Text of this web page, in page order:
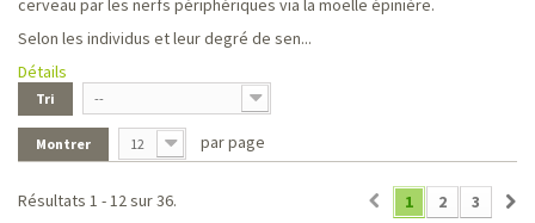
cerveau par les nerfs périphériques via la moelle épinière.
Selon les individus et leur degré de sen...
Détails
Tri --
Montrer 12 par page
1 2 3
Résultats 1 - 12 sur 36.